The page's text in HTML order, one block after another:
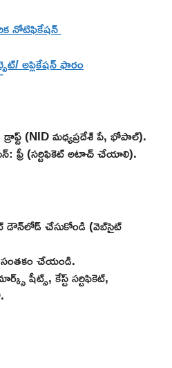
నోటిఫికేషన్
అప్లికేషన్ ఫారం
(NID మధ్యప్రదేశ్ పే, భోపాల్).
ఫ్రీ (సర్టిఫికెట్ అటాచ్ చేయాలి).
డౌన్‌లోడ్ చేసుకోండి (వెబ్‌సైట్
చేయండి.
షీట్స్, కేస్ట్ సర్టిఫికెట్,